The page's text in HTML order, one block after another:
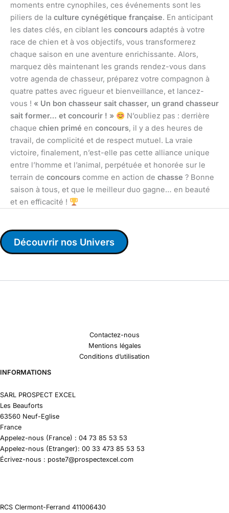
moments entre cynophiles, ces événements sont les
piliers de la culture cynégétique française. En anticipant
les dates clés, en ciblant les concours adaptés à votre
race de chien et à vos objectifs, vous transformerez
chaque saison en une aventure enrichissante. Alors,
marquez dès maintenant les grands rendez-vous dans
votre agenda de chasseur, préparez votre compagnon à
quatre pattes avec rigueur et bienveillance, et lancez-
vous ! « Un bon chasseur sait chasser, un grand chasseur
sait former… et concourir ! »
N’oubliez pas : derrière
chaque chien primé en concours, il y a des heures de
travail, de complicité et de respect mutuel. La vraie
victoire, finalement, n’est-elle pas cette alliance unique
entre l’homme et l’animal, perpétuée et honorée sur le
terrain de concours comme en action de chasse ? Bonne
saison à tous, et que le meilleur duo gagne… en beauté
et en efficacité !
Découvrir nos Univers
Contactez-nous
Mentions légales
Conditions d’utilisation
INFORMATIONS
SARL PROSPECT EXCEL
Les Beauforts
63560 Neuf-Eglise
France
Appelez-nous (France) : 04 73 85 53 53
Appelez-nous (Etranger): 00 33 473 85 53 53
Écrivez-nous : poste7@prospectexcel.com
RCS Clermont-Ferrand 411006430